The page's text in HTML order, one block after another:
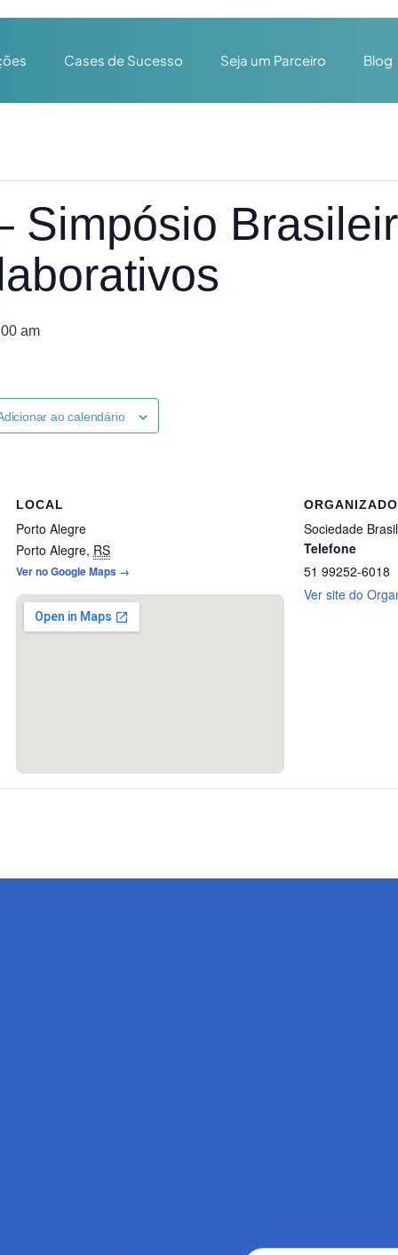
Cases de Sucesso Seja um Parceiro Blog
Simpósio
am
ao calendário
LOCAL
Porto Alegre
Porto Alegre, RS
Ver no Google Maps →
Sociedade
Telefone
51 99252-6018
Ver site do